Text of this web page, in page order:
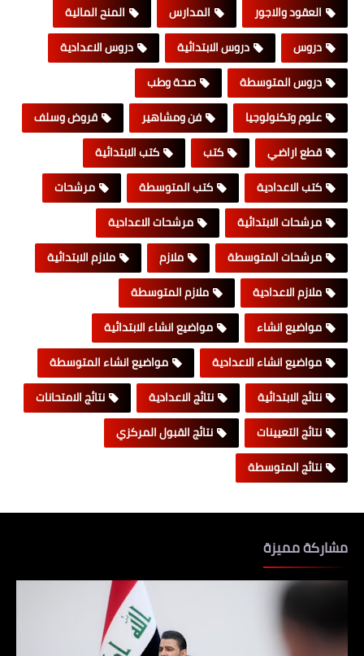
العقود والاجور
المدارس
المنح المالية
دروس
دروس الابتدائية
دروس الاعدادية
دروس المتوسطة
صحة وطب
علوم وتكنولوجيا
فن ومشاهير
قروض وسلف
قطع اراضي
كتب
كتب الابتدائية
كتب الاعدادية
كتب المتوسطة
مرشحات
مرشحات الابتدائية
مرشحات الاعدادية
مرشحات المتوسطة
ملازم
ملازم الابتدائية
ملازم الاعدادية
ملازم المتوسطة
مواضيع انشاء
مواضيع انشاء الابتدائية
مواضيع انشاء الاعدادية
مواضيع انشاء المتوسطة
نتائج الابتدائية
نتائج الاعدادية
نتائج الامتحانات
نتائج التعيينات
نتائج القبول المركزي
نتائج المتوسطة
مشاركة مميزة